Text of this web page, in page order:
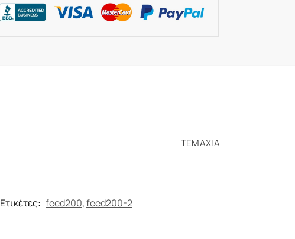
ΤΕΜΑΧΙΑ
Ετικέτες: feed200,feed200-2